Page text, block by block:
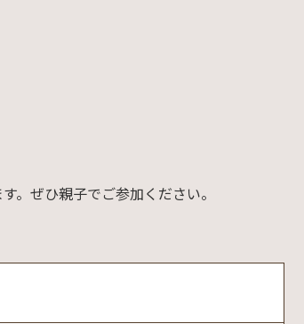
。ぜひ親子でご参加ください。